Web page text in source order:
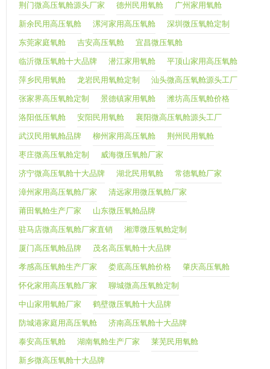
荆门微高压氧舱源头厂家 德州民用氧舱 广州家用氧舱
新余民用高压氧舱 漯河家用高压氧舱 深圳微压氧舱定制
东莞家庭氧舱 吉安高压氧舱 宜昌微压氧舱
临沂微压氧舱十大品牌 潜江家用氧舱 平顶山家用高压氧舱
萍乡民用氧舱 龙岩民用氧舱定制 汕头微高压氧舱源头工厂
张家界高压氧舱定制 景德镇家用氧舱 潍坊高压氧舱价格
洛阳低压氧舱 安阳民用氧舱 襄阳微高压氧舱源头工厂
武汉民用氧舱品牌 柳州家用高压氧舱 荆州民用氧舱
枣庄微高压氧舱定制 威海微压氧舱厂家
济宁微高压氧舱十大品牌 湖北民用氧舱 常德氧舱厂家
漳州家用高压氧舱厂家 清远家用微压氧舱厂家
莆田氧舱生产厂家 山东微压氧舱品牌
驻马店微高压氧舱厂家直销 湘潭微压氧舱定制
厦门高压氧舱品牌 茂名高压氧舱十大品牌
孝感高压氧舱生产厂家 娄底高压氧舱价格 肇庆高压氧舱
怀化家用高压氧舱厂家 聊城微高压氧舱定制
中山家用氧舱厂家 鹤壁微压氧舱十大品牌
防城港家庭用高压氧舱 济南高压氧舱十大品牌
泰安高压氧舱 湖南氧舱生产厂家 莱芜民用氧舱
新乡微高压氧舱十大品牌